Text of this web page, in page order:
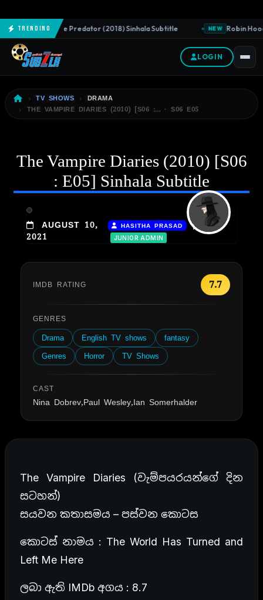
Trending
NEW The Predator (2018) Sinhala Subtitle NEW Robin
LOGIN
TV SHOWS
DRAMA
THE VAMPIRE DIARIES (2010) [S06 :… · S06 E05
The Vampire Diaries (2010) [S06
: E05] Sinhala Subtitle
AUGUST 10,
2021
HASITHA PRASAD |
JUNIOR ADMIN
IMDB RATING 7.7
GENRES
Drama English TV shows
fantasy
Genres
Horror TV Shows
CAST
Nina Dobrev,Paul Wesley,Ian Somerhalder
The Vampire Diaries (වැම්පයරයන්ගේ දින
සටහන්)
සයවන කතාසමය – පස්වන කොටස
කොටස් නාමය : The World Has Turned and
Left Me Here
ලබා ඇති IMDb අගය : 8.7